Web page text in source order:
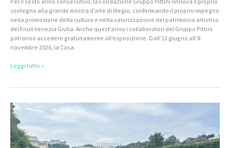
sostegno alla grande mostra d’arte di Illegio, confermando il proprio impegno
nella promozione della cultura e nella valorizzazione del patrimonio artistico
del Friuli Venezia Giulia. Anche quest’anno i collaboratori del Gruppo Pittini
potranno accedere gratuitamente all’esposizione. Dall’11 giugno all’8
novembre 2026, la Casa
Leggi tutto »
Memoria
e
Futuro:
il
viaggio